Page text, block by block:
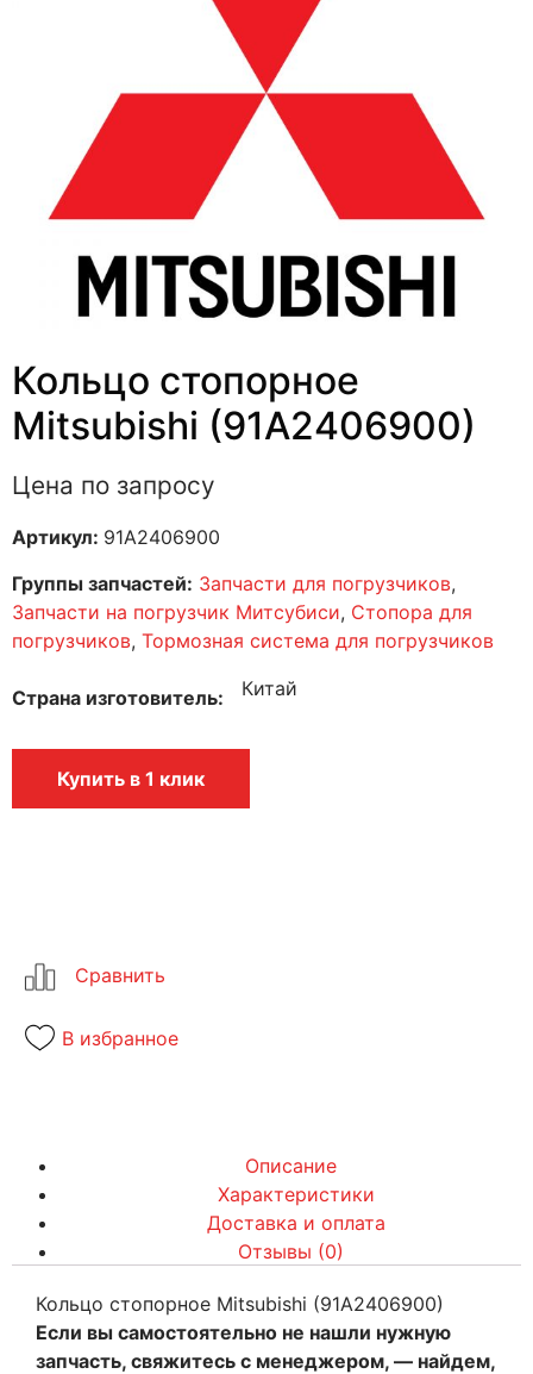
Кольцо стопорное
Mitsubishi (91A2406900)
Цена по запросу
Артикул: 91A2406900
Группы запчастей: Запчасти для погрузчиков,
Запчасти на погрузчик Митсубиси, Стопора для
погрузчиков, Тормозная система для погрузчиков
Страна изготовитель Китай
Купить в 1 клик
В избранное
Описание
Характеристики
Доставка и оплата
Отзывы (0)
Кольцо стопорное Mitsubishi (91A2406900)
Если вы самостоятельно не нашли нужную
запчасть, свяжитесь с менеджером, — найдем,